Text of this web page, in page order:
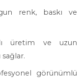
renk, baskı ve
üretim ve uzun
görünümlü